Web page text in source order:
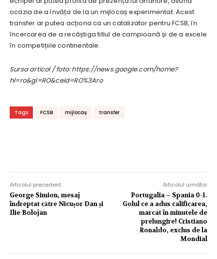
ocazia de a învăța de la un mijlocaș experimentat. Acest
transfer ar putea acționa ca un catalizator pentru FCSB, în
încercarea de a recâștiga titlul de campioană și de a excele
în competițiile continentale.
Sursa articol / foto: https://news.google.com/home?
hl=ro&gl=RO&ceid=RO%3Aro
Tags FCSB mijlocaș transfer
Articolul precedent
George Simion, mesaj
îndreptat către Nicușor Dan și
Ilie Bolojan
Articolul următor
Portugalia – Spania 0-1.
Golul ce a adus calificarea,
marcat în minutele de
prelungire! Cristiano
Ronaldo, exclus de la
Mondial